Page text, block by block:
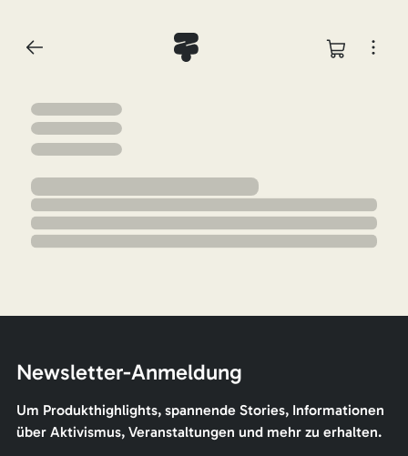
Newsletter-Anmeldung
Um Produkthighlights, spannende Stories, Informationen
über Aktivismus, Veranstaltungen und mehr zu erhalten.